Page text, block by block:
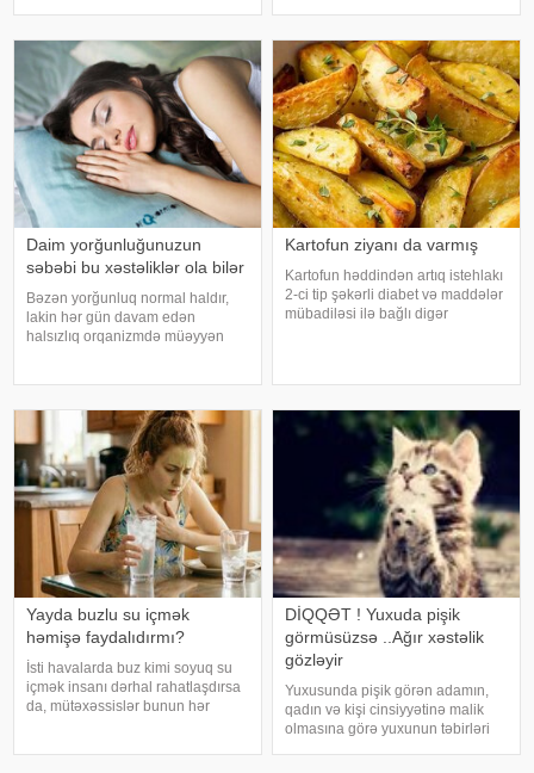
tez-tez təkrarlanır, çox olursa və
ya çətin dayanırsa, mütlə
zərərçəkən Səhiyyə Nazirliyi
Akademik M.A.Topçubaşov adına
Elmi Cərrahiyy
Daim yorğunluğunuzun
səbəbi bu xəstəliklər ola bilər
Bəzən yorğunluq normal haldır,
lakin hər gün davam edən
halsızlıq orqanizmdə müəyyən
qan azlığı, qalxanabənzər vəz
xəstəlikləri, şəkərl
Kartofun ziyanı da varmış
Kartofun həddindən artıq istehlakı
2-ci tip şəkərli diabet və maddələr
mübadiləsi ilə bağlı digər
Yayda buzlu su içmək
həmişə faydalıdırmı?
İsti havalarda buz kimi soyuq su
içmək insanı dərhal rahatlaşdırsa
da, mütəxəssislər bunun hər
DİQQƏT ! Yuxuda pişik
görmüsüzsə ..Ağır xəstəlik
gözləyir
Yuxusunda pişik görən adamın,
qadın və kişi cinsiyyətinə malik
olmasına görə yuxunun təbirləri